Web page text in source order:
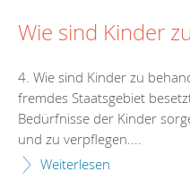
Wie sind Kinder
4. Wie sind Kinder zu
fremdes Staatsgebiet
Bedürfnisse der Kinder
und zu verpflegen....
Weiterlesen